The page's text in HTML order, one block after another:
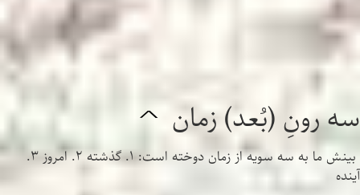
سه رونِ (بُعد) زمان ^
بینش ما به سه سویه از زمان دوخته است: ۱. گذشته ۲. امروز ۳.
آینده